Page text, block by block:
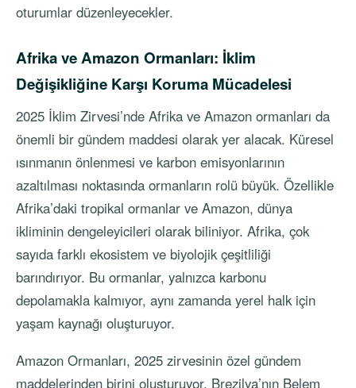
oturumlar düzenleyecekler.
Afrika ve Amazon Ormanları: İklim
Değişikliğine Karşı Koruma Mücadelesi
2025 İklim Zirvesi’nde Afrika ve Amazon ormanları da
önemli bir gündem maddesi olarak yer alacak. Küresel
ısınmanın önlenmesi ve karbon emisyonlarının
azaltılması noktasında ormanların rolü büyük. Özellikle
Afrika’daki tropikal ormanlar ve Amazon, dünya
ikliminin dengeleyicileri olarak biliniyor. Afrika, çok
sayıda farklı ekosistem ve biyolojik çeşitliliği
barındırıyor. Bu ormanlar, yalnızca karbonu
depolamakla kalmıyor, aynı zamanda yerel halk için
yaşam kaynağı oluşturuyor.
Amazon Ormanları, 2025 zirvesinin özel gündem
maddelerinden birini oluşturuyor. Brezilya’nın Belem